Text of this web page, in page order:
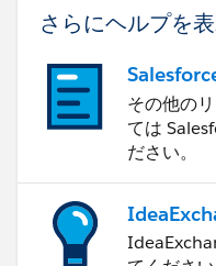
さらにヘルプを
その他の
ては
ださい。